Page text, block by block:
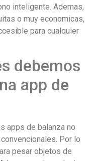
inteligente. Ademas,
o muy economicas,
para cualquier
debemos
app de
apps de balanza no
Por lo
pesar objetos de